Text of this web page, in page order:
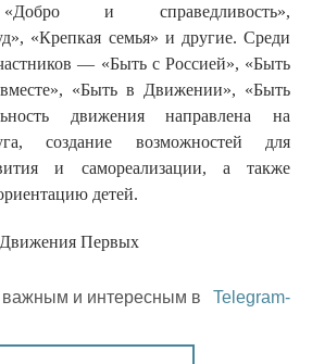
и справедливость»,
«Крепкая семья» и другие. Среди
— «Быть с Россией», «Быть
«Быть в Движении», «Быть
движения направлена на
создание возможностей для
и самореализации, а также
детей.
Первых
и интересным в
Telegram-